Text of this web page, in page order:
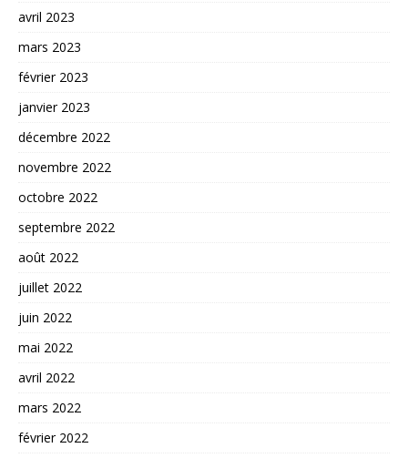
avril 2023
mars 2023
février 2023
janvier 2023
décembre 2022
novembre 2022
octobre 2022
septembre 2022
août 2022
juillet 2022
juin 2022
mai 2022
avril 2022
mars 2022
février 2022